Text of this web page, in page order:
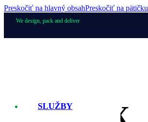
Preskočiť na hlavný obsahPreskočiť na pätičku
We design, pack and deliver
SLUŽBY